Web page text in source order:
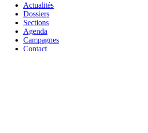
Actualités
Dossiers
Sections
Agenda
Campagnes
Contact